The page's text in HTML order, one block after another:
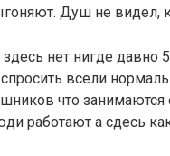
Душ не видел,
нет нигде
всели
что
работают а сдесь